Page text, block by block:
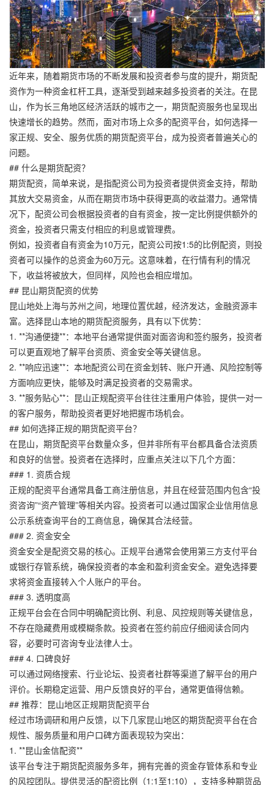
近年来，随着期货市场的不断发展和投资者参与度的提升，期货配
资作为一种资金杠杆工具，逐渐受到越来越多投资者的关注。在昆
山，作为长三角地区经济活跃的城市之一，期货配资服务也呈现出
快速增长的趋势。然而，面对市场上众多的配资平台，如何选择一
家正规、安全、服务优质的期货配资平台，成为投资者普遍关心的
问题。
## 什么是期货配资？
期货配资，简单来说，是指配资公司为投资者提供资金支持，帮助
其放大交易资金，从而在期货市场中获得更高的收益潜力。通常情
况下，配资公司会根据投资者的自有资金，按一定比例提供额外的
资金，投资者只需支付相应的利息或管理费。
例如，投资者自有资金为10万元，配资公司按1:5的比例配资，则投
资者可以操作的总资金为60万元。这意味着，在行情有利的情况
下，收益将被放大，但同样，风险也会相应增加。
## 昆山期货配资的优势
昆山地处上海与苏州之间，地理位置优越，经济发达，金融资源丰
富。选择昆山本地的期货配资服务，具有以下优势：
1. **沟通便捷**：本地平台通常提供面对面咨询和签约服务，投资者
可以更直观地了解平台资质、资金安全等关键信息。
2. **响应迅速**：本地配资公司在资金划转、账户开通、风险控制等
方面响应更快，能够及时满足投资者的交易需求。
3. **服务贴心**：昆山正规配资平台往往注重用户体验，提供一对一
的客户服务，帮助投资者更好地把握市场机会。
## 如何选择正规的期货配资平台？
在昆山，期货配资平台数量众多，但并非所有平台都具备合法资质
和良好的信誉。投资者在选择时，应重点关注以下几个方面：
### 1. 资质合规
正规的配资平台通常具备工商注册信息，并且在经营范围内包含“投
资咨询”“资产管理”等相关内容。投资者可以通过国家企业信用信息
公示系统查询平台的工商信息，确保其合法经营。
### 2. 资金安全
资金安全是配资交易的核心。正规平台通常会使用第三方支付平台
或银行存管系统，确保投资者的本金和盈利资金安全。避免选择要
求将资金直接转入个人账户的平台。
### 3. 透明度高
正规平台会在合同中明确配资比例、利息、风控规则等关键信息，
不存在隐藏费用或模糊条款。投资者在签约前应仔细阅读合同内
容，必要时可咨询专业法律人士。
### 4. 口碑良好
可以通过网络搜索、行业论坛、投资者社群等渠道了解平台的用户
评价。长期稳定运营、用户反馈良好的平台，通常更值得信赖。
## 推荐：昆山地区正规期货配资平台
经过市场调研和用户反馈，以下几家昆山地区的期货配资平台在合
规性、服务质量和用户口碑方面表现较为突出：
1. **昆山金信配资**
该平台专注于期货配资服务多年，拥有完善的资金存管体系和专业
的风控团队。提供灵活的配资比例（1:1至1:10），支持多种期货品